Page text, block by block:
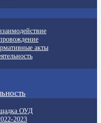
акты
ОУД
2023